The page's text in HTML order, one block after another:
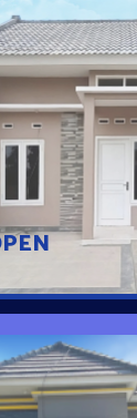
suasana pedesaan. 10
Road